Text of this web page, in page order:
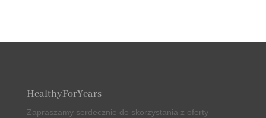
HealthyForYears
Zapraszamy serdecznie do skorzystania z oferty